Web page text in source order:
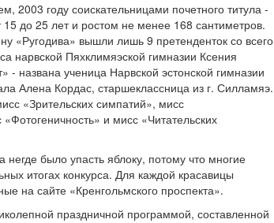
2003 году соискательницами почетного титула -
до 25 лет и ростом не менее 168 сантиметров.
«Ругодива» вышли лишь 9 претенденток со всего
нарвской Пяхклимяэской гимназии Ксения
- названа ученица Нарвской эстонской гимназии
Алена Кордас, старшеклассница из г. Силламяэ.
«Зрительских симпатий», мисс
и мисс «Читательских
было упасть яблоку, потому что многие
итогах конкурса. Для каждой красавицы
на сайте «Кренгольмского проспекта».
праздничной программой, составленной